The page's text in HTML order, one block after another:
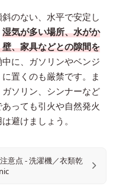
のない、水平で安定し
湿気が多い場所、水がか
、家具などとの隙間を
に、ガソリンやベンジ
置くのも厳禁です。ま
ソリン、シンナーなど
っても引火や自然発火
避けましょう。
意点 - 洗濯機／衣類乾